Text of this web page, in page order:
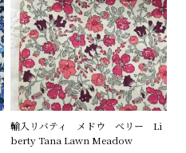
輸入リバティ メドウ ベリー Li
berty Tana Lawn Meadow